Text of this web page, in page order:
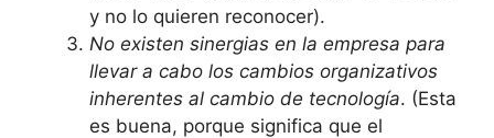
y no lo quieren reconocer).
No existen sinergias en la empresa para
llevar a cabo los cambios organizativos
inherentes al cambio de tecnología. (Esta
es buena, porque significa que el